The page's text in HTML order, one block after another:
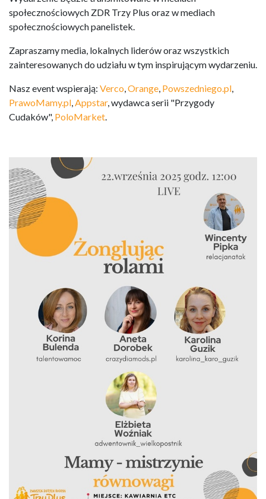
społecznościowych ZDR Trzy Plus oraz w mediach
społecznościowych panelistek.
Zapraszamy media, lokalnych liderów oraz wszystkich
zainteresowanych do udziału w tym inspirującym wydarzeniu.
Nasz event wspierają: Verco,Orange, Powszedniego.pl,
PrawoMamy.pl,Appstar, wydawca serii "Przygody
Cudaków", PoloMarket.